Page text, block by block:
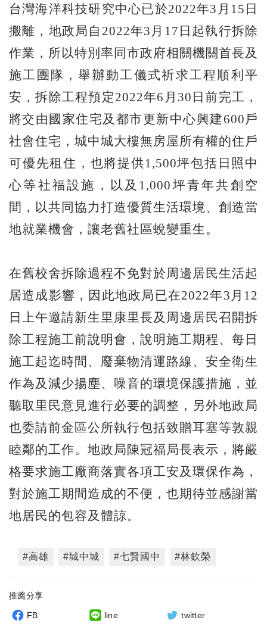
台灣海洋科技研究中心已於2022年3月15日
搬離，地政局自2022年3月17日起執行拆除
作業，所以特別率同市政府相關機關首長及
施工團隊，舉辦動工儀式祈求工程順利平
安，拆除工程預定2022年6月30日前完工，
將交由國家住宅及都市更新中心興建600戶
社會住宅，城中城大樓無房屋所有權的住戶
可優先租住，也將提供1,500坪包括日照中
心等社福設施，以及1,000坪青年共創空
間，以共同協力打造優質生活環境、創造當
地就業機會，讓老舊社區蛻變重生。
在舊校舍拆除過程不免對於周邊居民生活起
居造成影響，因此地政局已在2022年3月12
日上午邀請新生里康里長及周邊居民召開拆
除工程施工前說明會，說明施工期程、每日
施工起迄時間、廢棄物清運路線、安全衛生
作為及減少揚塵、噪音的環境保護措施，並
聽取里民意見進行必要的調整，另外地政局
也委請前金區公所執行包括致贈耳塞等敦親
睦鄰的工作。地政局陳冠福局長表示，將嚴
格要求施工廠商落實各項工安及環保作為，
對於施工期間造成的不便，也期待並感謝當
地居民的包容及體諒。
#高雄 #城中城 #七賢國中 #林欽榮
推薦分享
FB line twitter